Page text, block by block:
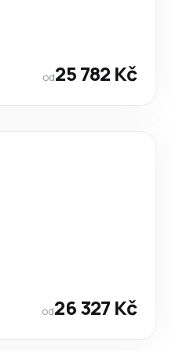
od25 782 Kč
od26 327 Kč